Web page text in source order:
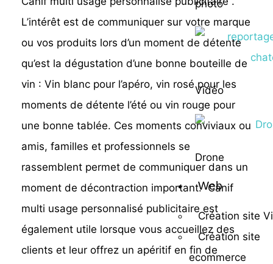
photo
Vidéo
Drone
Web
Création site
Création site
ecommerce
L’intérêt est de communiquer sur votre marque
ou vos produits lors d’un moment de détente
qu’est la dégustation d’une bonne bouteille de
vin : Vin blanc pour l’apéro, vin rosé pour les
moments de détente l’été ou vin rouge pour
une bonne tablée. Ces moments conviviaux ou
amis, familles et professionnels se
rassemblent permet de communiquer dans un
moment de décontraction important. Canif
multi usage personnalisé publicitaire est
également utile lorsque vous accueillez des
clients et leur offrez un apéritif en fin de